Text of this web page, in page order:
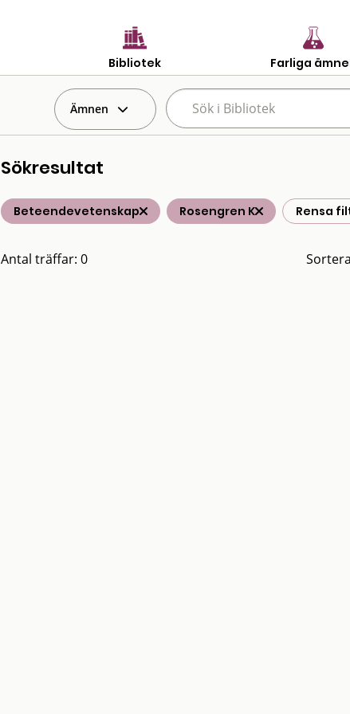
Bibliotek Farliga
Ämnen
Sökresultat
Beteendevetenskap Rosengren K Rensa
Antal träffar: 0